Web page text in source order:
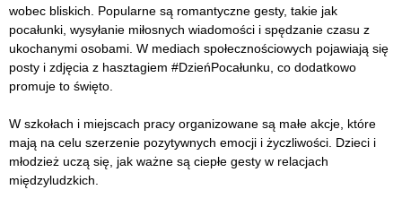
wobec bliskich. Popularne są romantyczne gesty, takie jak
pocałunki, wysyłanie miłosnych wiadomości i spędzanie czasu z
ukochanymi osobami. W mediach społecznościowych pojawiają się
posty i zdjęcia z hasztagiem #DzieńPocałunku, co dodatkowo
promuje to święto.
W szkołach i miejscach pracy organizowane są małe akcje, które
mają na celu szerzenie pozytywnych emocji i życzliwości. Dzieci i
młodzież uczą się, jak ważne są ciepłe gesty w relacjach
międzyludzkich.